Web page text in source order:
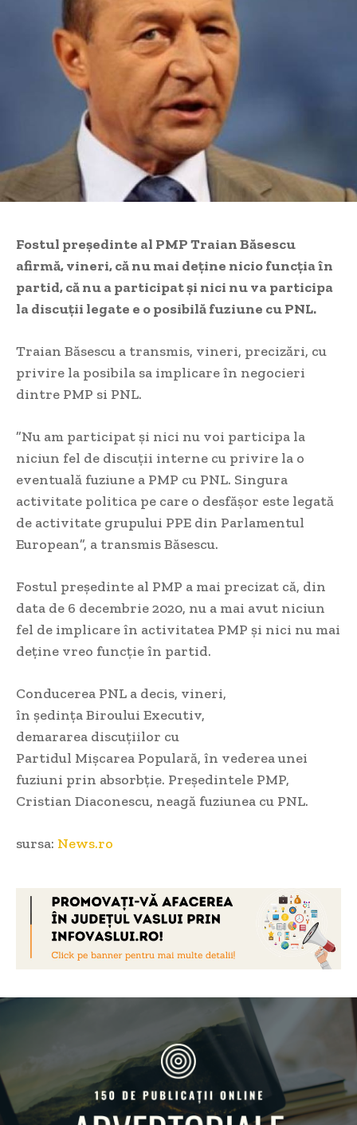
Fostul preşedinte al PMP Traian Băsescu
afirmă, vineri, că nu mai deţine nicio funcţia în
partid, că nu a participat şi nici nu va participa
la discuţii legate e o posibilă fuziune cu PNL.
Traian Băsescu a transmis, vineri, precizări, cu
privire la posibila sa implicare în negocieri
dintre PMP si PNL.
”Nu am participat şi nici nu voi participa la
niciun fel de discuţii interne cu privire la o
eventuală fuziune a PMP cu PNL. Singura
activitate politica pe care o desfăşor este legată
de activitate grupului PPE din Parlamentul
European”, a transmis Băsescu.
Fostul preşedinte al PMP a mai precizat că, din
data de 6 decembrie 2020, nu a mai avut niciun
fel de implicare în activitatea PMP şi nici nu mai
deţine vreo funcţie în partid.
Conducerea PNL a decis, vineri,
în şedinţa Biroului Executiv,
demararea discuţiilor cu
Partidul Mişcarea Populară, în vederea unei
fuziuni prin absorbţie. Preşedintele PMP,
Cristian Diaconescu, neagă fuziunea cu PNL.
sursa: News.ro